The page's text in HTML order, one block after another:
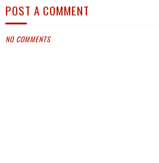
POST A COMMENT
NO COMMENTS